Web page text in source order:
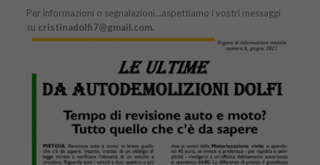
Per informazioni o segnalazioni…aspettiamo i vostri messaggi
su cristinadolfi7@gmail.com.